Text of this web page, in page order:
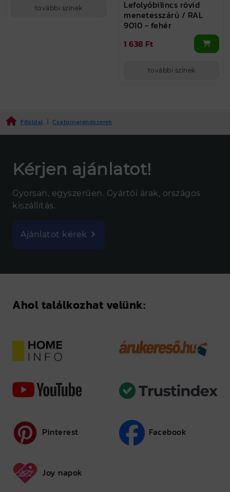
további színek
Lefolyóbilincs rövid
menetesszárú / RAL
9010 - fehér
1 638 Ft
további színek
Főoldal | Csatornarendszerek
Kérjen ajánlatot!
Gyorsan, egyszerűen. Gyártói árak, országos
kiszállítás.
Ajánlatot kérek
Ahol találkozhat velünk:
Pinterest Facebook
Joy napok